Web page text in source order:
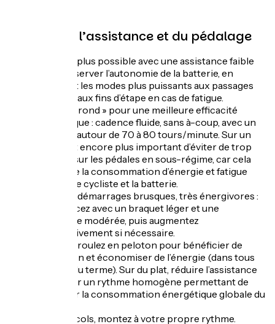
Gestion de l’assistance et du pédalage
Roulez le plus possible avec une assistance faible
pour préserver l’autonomie de la batterie, en
réservant les modes plus puissants aux passages
raides ou aux fins d’étape en cas de fatigue.
Pédalez « rond » pour une meilleure efficacité
énergétique : cadence fluide, sans à-coup, avec un
pédalage autour de 70 à 80 tours/minute. Sur un
VAE, il est encore plus important d’éviter de trop
appuyer sur les pédales en sous-régime, car cela
augmente la consommation d’énergie et fatigue
plus vite le cycliste et la batterie.
Évitez les démarrages brusques, très énergivores :
commencez avec un braquet léger et une
assistance modérée, puis augmentez
progressivement si nécessaire.
En vallée, roulez en peloton pour bénéficier de
l’aspiration et économiser de l’énergie (dans tous
les sens du terme). Sur du plat, réduire l’assistance
et adopter un rythme homogène permettant de
minimiser la consommation énergétique globale du
Dans les cols, montez à votre propre rythme.